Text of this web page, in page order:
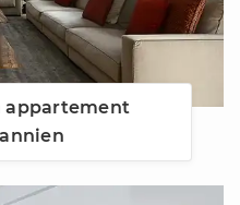
appartement